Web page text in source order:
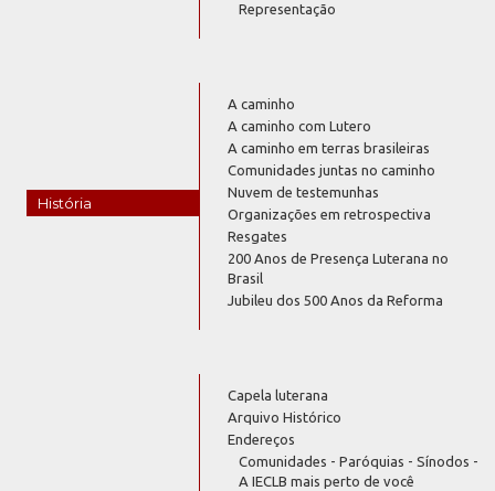
Representação
História
A caminho
A caminho com Lutero
A caminho em terras brasileiras
Comunidades juntas no caminho
Nuvem de testemunhas
Organizações em retrospectiva
Resgates
200 Anos de Presença Luterana no
Brasil
Jubileu dos 500 Anos da Reforma
Capela luterana
Arquivo Histórico
Endereços
Comunidades - Paróquias - Sínodos -
A IECLB mais perto de você